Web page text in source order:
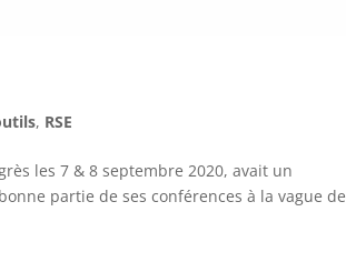
, RSE
les 7 & 8 septembre 2020, avait un
partie de ses conférences à la vague de